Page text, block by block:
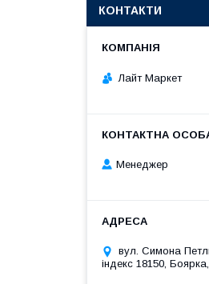
КОНТАКТИ
Лайт Маркет
Менеджер
вул. Симона
індекс 18150,